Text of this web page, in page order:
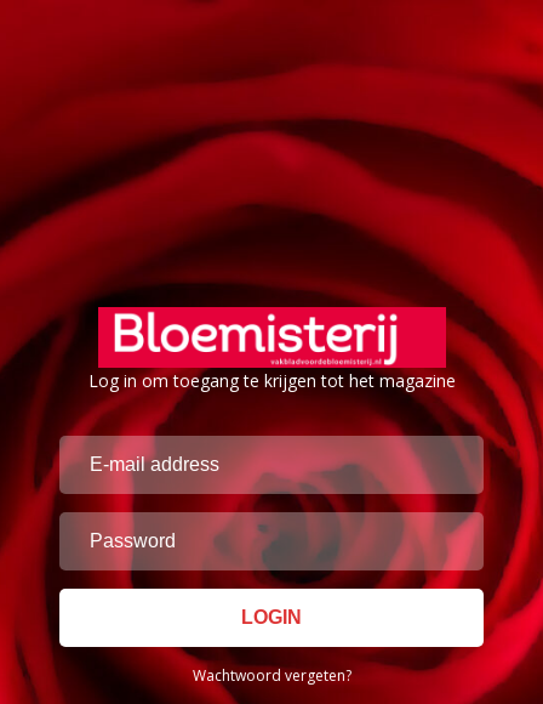
Log in om toegang te krijgen tot het magazine
Wachtwoord vergeten?